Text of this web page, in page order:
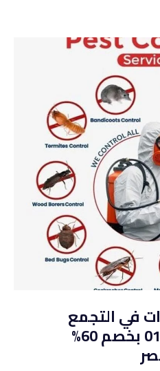
في التجمع
الخامس 01099052560 بخصم 60%